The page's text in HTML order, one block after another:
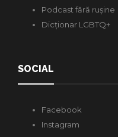
Podcast fără rușine
Dicționar LGBTQ+
SOCIAL
Facebook
Instagram